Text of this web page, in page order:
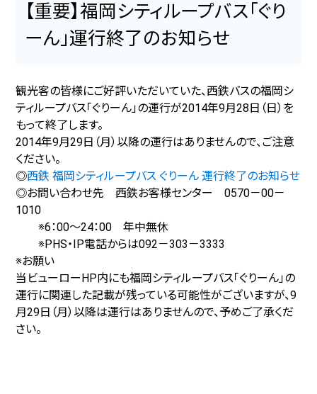
【重要】福岡シティループバス「ぐり
ーん」運行終了のお知らせ
観光客の皆様にご好評いただいていた、西鉄バスの福岡シ
ティループバス「ぐりーん」の運行が2014年9月28日（日）を
もって終了します。
2014年9月29日（月）以降の運行はありませんので、ご注意
ください。
◎西鉄 福岡シティループバス ぐりーん 運行終了のお知らせ
◎お問い合わせ先 西鉄お客様センター 0570－00－
1010
※6：00～24：00 年中無休
※PHS・IP電話からは092－303－3333
※お願い
当ビューローHP内にも福岡シティループバス「ぐりーん」の
運行に関連した記載が残っている可能性がございますが、9
月29日（月）以降は運行はありませんので、予めご了承くだ
さい。